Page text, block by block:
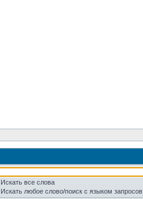
Искать все слова
Искать любое слово/поиск с языком запросов